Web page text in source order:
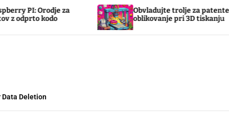
za
Obvladujte trolje za patente in slikovno
oblikovanje pri 3D tiskanju
Data Deletion